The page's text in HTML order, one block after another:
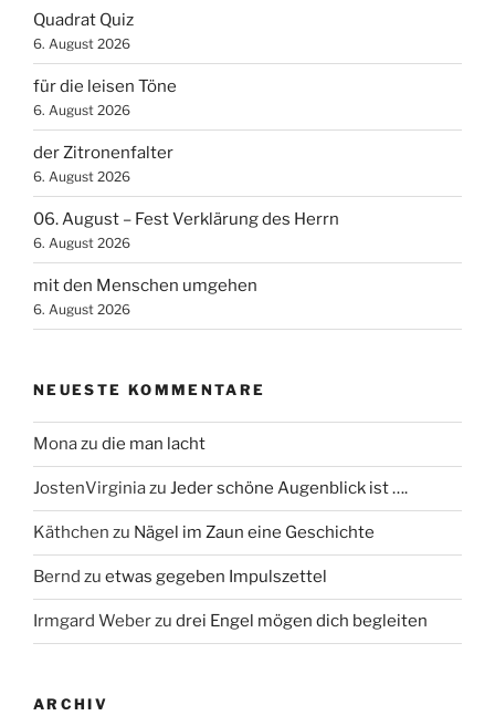
Quadrat Quiz
6. August 2026
für die leisen Töne
6. August 2026
der Zitronenfalter
6. August 2026
06. August – Fest Verklärung des Herrn
6. August 2026
mit den Menschen umgehen
6. August 2026
NEUESTE KOMMENTARE
Monazu die man lacht
JostenVirginiazu Jeder schöne Augenblick ist ….
Käthchen zu Nägel im Zaun eine Geschichte
Bernd zu etwas gegeben Impulszettel
Irmgard Weberzu drei Engel mögen dich begleiten
ARCHIV